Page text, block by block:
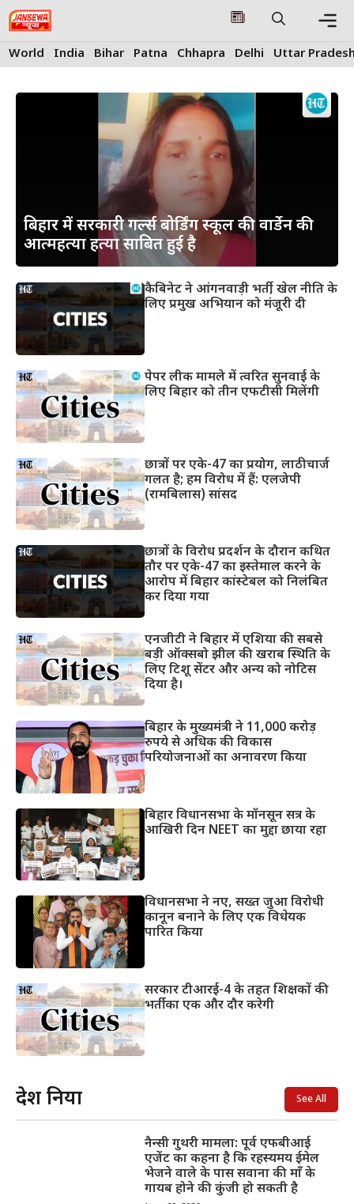
Skip
to
content
World India Bihar Patna Chhapra Delhi Uttar
बिहार में सरकारी गर्ल्स बोर्डिंग स्कूल की वार्डेन की
आत्महत्या हत्या साबित हुई है
कैबिनेट ने आंगनवाड़ी भर्ती, खेल नीति के
लिए प्रमुख अभियान को मंजूरी दी
पेपर लीक मामले में त्वरित सुनवाई के
लिए बिहार को तीन एफटीसी मिलेंगी
छात्रों पर एके-47 का प्रयोग, लाठीचार्ज
गलत है; हम विरोध में हैं: एलजेपी
(रामबिलास) सांसद
छात्रों के विरोध प्रदर्शन के दौरान कथित
तौर पर एके-47 का इस्तेमाल करने के
आरोप में बिहार कांस्टेबल को निलंबित
कर दिया गया
एनजीटी ने बिहार में एशिया की सबसे
बड़ी ऑक्सबो झील की खराब स्थिति के
लिए टिशू सेंटर और अन्य को नोटिस
दिया है।
बिहार के मुख्यमंत्री ने 11,000 करोड़
रुपये से अधिक की विकास
परियोजनाओं का अनावरण किया
बिहार विधानसभा के मॉनसून सत्र के
आखिरी दिन NEET का मुद्दा छाया रहा
विधानसभा ने नए, सख्त जुआ विरोधी
कानून बनाने के लिए एक विधेयक
पारित किया
सरकार टीआरई-4 के तहत शिक्षकों की
भर्ती का एक और दौर करेगी
देश दुनिया See All
नैन्सी गुथरी मामला: पूर्व एफबीआई
एजेंट का कहना है कि रहस्यमय ईमेल
भेजने वाले के पास सवाना की माँ के
गायब होने की कुंजी हो सकती है